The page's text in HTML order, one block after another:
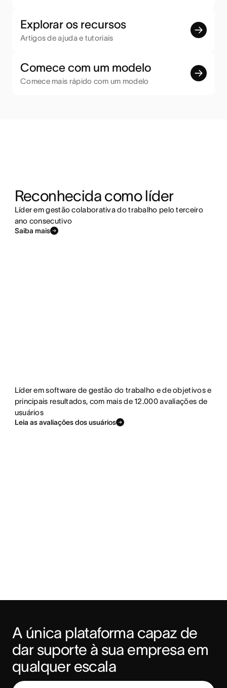
Explorar os recursos
Artigos de ajuda e tutoriais
Comece com um modelo
Comece mais rápido com um modelo
Reconhecida como líder
Líder em gestão colaborativa do trabalho pelo terceiro
ano consecutivo
Saiba mais
Líder em software de gestão do trabalho e de objetivos e
principais resultados, com mais de 12.000 avaliações de
usuários
Leia as avaliações dos usuários
A única plataforma capaz de
dar suporte à sua empresa em
qualquer escala